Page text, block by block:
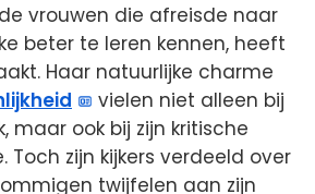
vrouwen die afreisde naar
beter te leren kennen, heeft
Haar natuurlijke charme
vielen niet alleen bij
maar ook bij zijn kritische
Toch zijn kijkers verdeeld over
twijfelen aan zijn